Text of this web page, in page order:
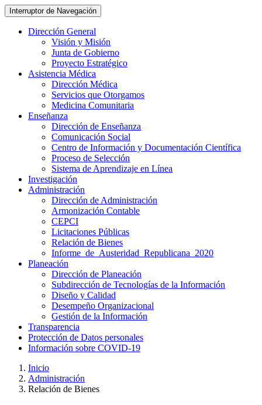
Interruptor de Navegación
Dirección General
Visión y Misión
Junta de Gobierno
Proyecto Estratégico
Asistencia Médica
Dirección Médica
Servicios que Otorgamos
Medicina Comunitaria
Enseñanza
Dirección de Enseñanza
Comunicación Social
Centro de Información y Documentación Científica
Proceso de Selección
Sistema de Aprendizaje en Línea
Investigación
Administración
Dirección de Administración
Armonización Contable
CEPCI
Licitaciones Públicas
Relación de Bienes
Informe_de_Austeridad_Republicana_2020
Planeación
Dirección de Planeación
Subdirección de Tecnologías de la Información
Diseño y Calidad
Desempeño Organizacional
Gestión de la Información
Transparencia
Protección de Datos personales
Información sobre COVID-19
Inicio
Administración
Relación de Bienes